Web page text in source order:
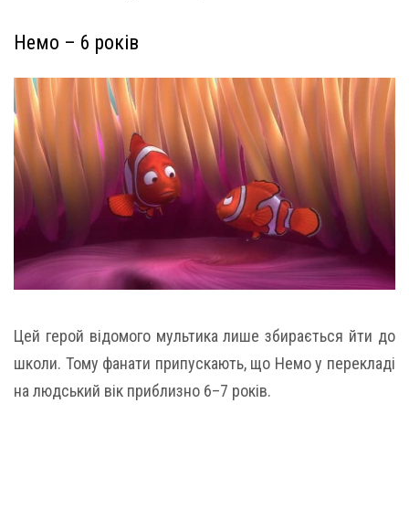
Немо – 6 років
Цей герой відомого мультика лише збирається йти до
школи. Тому фанати припускають, що Немо у перекладі
на людський вік приблизно 6–7 років.